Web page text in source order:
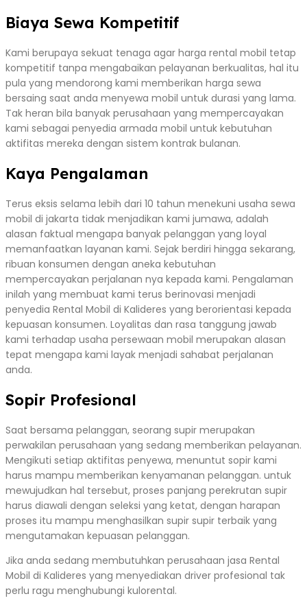
Biaya Sewa Kompetitif
Kami berupaya sekuat tenaga agar harga rental mobil tetap
kompetitif tanpa mengabaikan pelayanan berkualitas, hal itu
pula yang mendorong kami memberikan harga sewa
bersaing saat anda menyewa mobil untuk durasi yang lama.
Tak heran bila banyak perusahaan yang mempercayakan
kami sebagai penyedia armada mobil untuk kebutuhan
aktifitas mereka dengan sistem kontrak bulanan.
Kaya Pengalaman
Terus eksis selama lebih dari 10 tahun menekuni usaha sewa
mobil di jakarta tidak menjadikan kami jumawa, adalah
alasan faktual mengapa banyak pelanggan yang loyal
memanfaatkan layanan kami. Sejak berdiri hingga sekarang,
ribuan konsumen dengan aneka kebutuhan
mempercayakan perjalanan nya kepada kami. Pengalaman
inilah yang membuat kami terus berinovasi menjadi
penyedia Rental Mobil di Kalideres yang berorientasi kepada
kepuasan konsumen. Loyalitas dan rasa tanggung jawab
kami terhadap usaha persewaan mobil merupakan alasan
tepat mengapa kami layak menjadi sahabat perjalanan
anda.
Sopir Profesional
Saat bersama pelanggan, seorang supir merupakan
perwakilan perusahaan yang sedang memberikan pelayanan.
Mengikuti setiap aktifitas penyewa, menuntut sopir kami
harus mampu memberikan kenyamanan pelanggan. untuk
mewujudkan hal tersebut, proses panjang perekrutan supir
harus diawali dengan seleksi yang ketat, dengan harapan
proses itu mampu menghasilkan supir supir terbaik yang
mengutamakan kepuasan pelanggan.
Jika anda sedang membutuhkan perusahaan jasa Rental
Mobil di Kalideres yang menyediakan driver profesional tak
perlu ragu menghubungi kulorental.